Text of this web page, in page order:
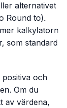
alternativet
Round to).
kalkylatorn
som standard
och
Om du
av värdena,